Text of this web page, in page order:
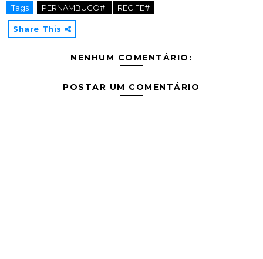
Tags PERNAMBUCO# RECIFE#
Share This
NENHUM COMENTÁRIO:
POSTAR UM COMENTÁRIO